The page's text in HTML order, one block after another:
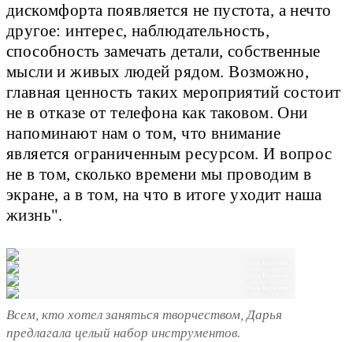
дискомфорта появляется не пустота, а нечто
другое: интерес, наблюдательность,
способность замечать детали, собственные
мысли и живых людей рядом. Возможно,
главная ценность таких мероприятий состоит
не в отказе от телефона как таковом. Они
напоминают нам о том, что внимание
является ограниченным ресурсом. И вопрос
не в том, сколько времени мы проводим в
экране, а в том, на что в итоге уходит наша
жизнь".
Всем, кто хотел заняться творчеством, Дарья
предлагала целый набор инструментов.